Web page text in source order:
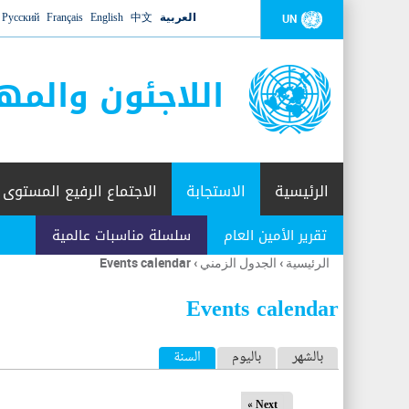
UN العربية 中文
English
Français
Русский
اللاجئون
الرئيسية الاستجابة
تقرير الأمين العام سلسلة مناسبات عالمية
الاجتماع الرفيع المستوى
أنت
هنا
الرئيسية › الجدول الزمني ›
Events calendar
Events calendar
ا بالشهر باليوم السنة (علامة التبويب النشطة)